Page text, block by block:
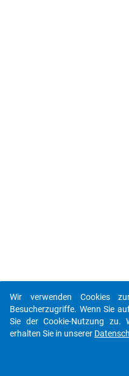
Wir verwenden Cookies
Besucherzugriffe. Wenn Sie
Sie der Cookie-Nutzung zu.
erhalten Sie in unserer